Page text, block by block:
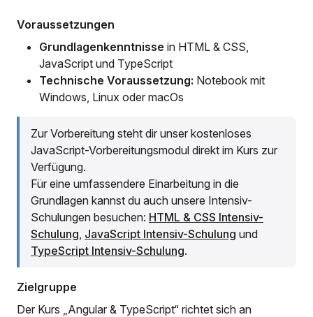
Voraussetzungen
Grundlagenkenntnisse in HTML & CSS,
JavaScript und TypeScript
Technische Voraussetzung: Notebook mit
Windows, Linux oder macOs
Zur Vorbereitung steht dir unser kostenloses
JavaScript-Vorbereitungsmodul direkt im Kurs zur
Verfügung.
Für eine umfassendere Einarbeitung in die
Grundlagen kannst du auch unsere Intensiv-
Schulungen besuchen: HTML & CSS Intensiv-
Schulung JavaScript Intensiv-Schulung und
TypeScript Intensiv-Schulung.
Zielgruppe
Der Kurs „Angular & TypeScript“ richtet sich an